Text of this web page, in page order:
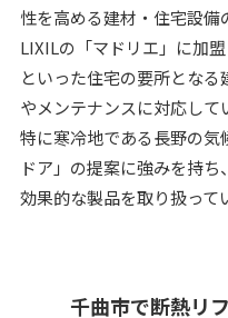
性を高める建材・住宅設備
LIXILの「マドリエ」に加
といった住宅の要所とな
やメンテナンスに対応して
特に寒冷地である長野の気
ドア」の提案に強みを持
効果的な製品を取り扱って
千曲市で断熱リ